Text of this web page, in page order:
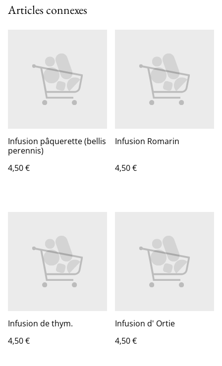
Articles connexes
Infusion pâquerette (bellis
perennis)
4,50 €
Infusion Romarin
4,50 €
Infusion de thym.
4,50 €
Infusion d' Ortie
4,50 €